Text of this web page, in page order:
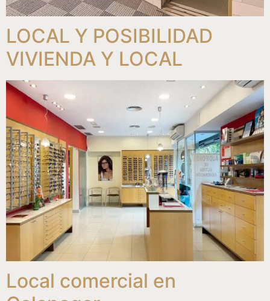
LOCAL Y POSIBILIDAD
VIVIENDA Y LOCAL
Local comercial en